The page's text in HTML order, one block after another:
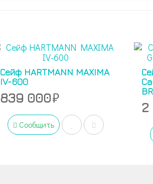
Сейф HARTMANN MAXIMA
IV-600
839 000
Сообщить
2